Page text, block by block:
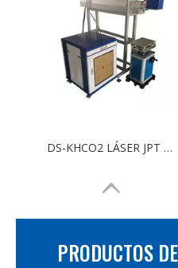
DS-KHCO2 LÁSER JPT MOPA Color Máquina de marcado láser CO2 20W 30W 50W Marcador láser de fibra para metal y plástico con rotativo
PRODUCTOS